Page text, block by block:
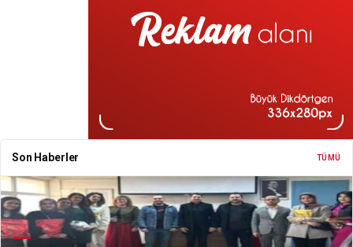
Son Haberler TÜMÜ